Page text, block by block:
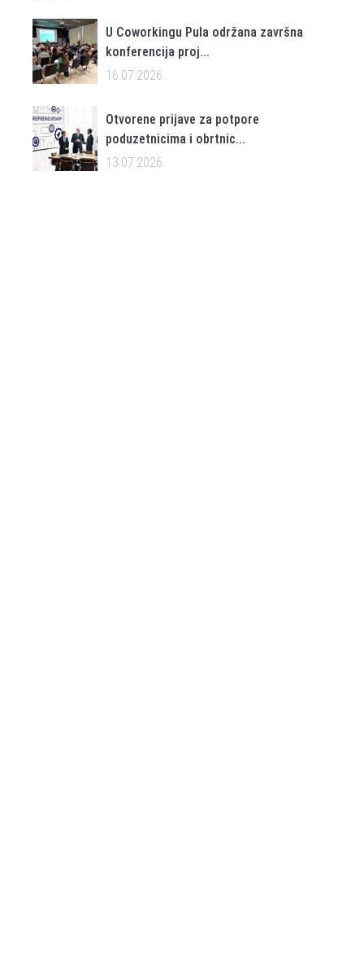
U Coworkingu Pula održana završna
konferencija proj...
16.07.2026..
Otvorene prijave za potpore
poduzetnicima i obrtnic...
13.07.2026..